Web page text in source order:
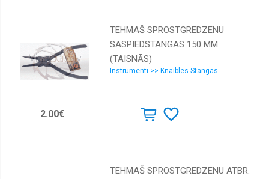
skrūvgrieži
Skavotāji
Somas,
TEHMAŠ SPROSTGREDZENU
SASPIEDSTANGAS 150 MM
(TAISNĀS)
Instrumenti >> Knaibles Stangas
2.00€
TEHMAŠ SPROSTGREDZENU ATBR.